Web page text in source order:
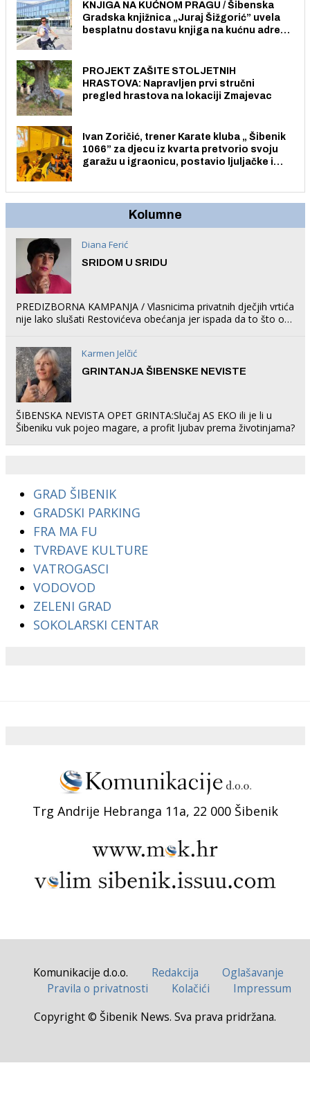
KNJIGA NA KUĆNOM PRAGU / Šibenska
Gradska knjižnica „Juraj Šižgorić” uvela
besplatnu dostavu knjiga na kućnu adresu
PROJEKT ZAŠITE STOLJETNIH
HRASTOVA: Napravljen prvi stručni
pregled hrastova na lokaciji Zmajevac
Ivan Zoričić, trener Karate kluba „ Šibenik
1066” za djecu iz kvarta pretvorio svoju
garažu u igraonicu, postavio ljuljačke i
Kolumne
Diana Ferić
SRIDOM U SRIDU
PREDIZBORNA KAMPANJA / Vlasnicima privatnih dječjih vrtića
nije lako slušati Restovićeva obećanja jer ispada da to što oni
Karmen Jelčić
GRINTANJA ŠIBENSKE NEVISTE
ŠIBENSKA NEVISTA OPET GRINTA:Slučaj AS EKO ili je li u
Šibeniku vuk pojeo magare, a profit ljubav prema životinjama?
GRAD ŠIBENIK
GRADSKI PARKING
FRA MA FU
TVRĐAVE KULTURE
VATROGASCI
VODOVOD
ZELENI GRAD
SOKOLARSKI CENTAR
Trg Andrije Hebranga 11a, 22 000 Šibenik
Komunikacije d.o.o. Redakcija
Oglašavanje
Pravila o privatnosti
Kolačići
Impressum
Copyright © Šibenik News. Sva prava pridržana.